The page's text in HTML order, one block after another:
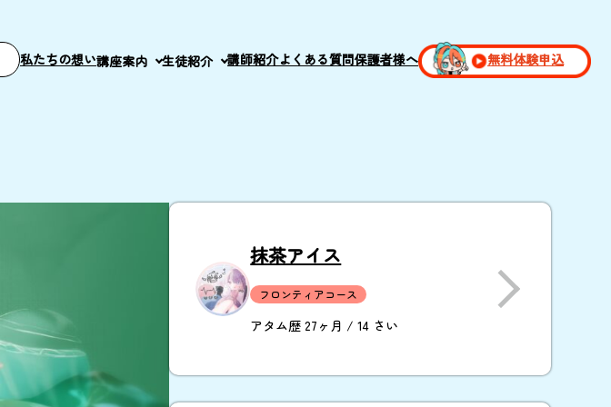
私たちの想い講座案内 生徒紹介 講師紹介よくある質問保護者様へ 無料体験申込
抹茶アイス
フロンティアコース
アタム歴 27ヶ月 / 14 さい